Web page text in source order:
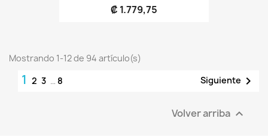
₡ 1.779,75
Mostrando 1-12 de 94 artículo(s)
1 2 3 … 8 Siguiente 
Volver arriba 